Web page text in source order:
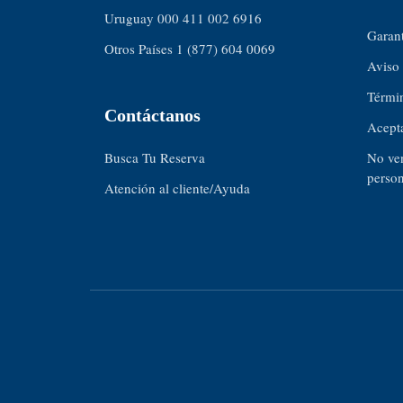
Uruguay 000 411 002 6916
Otros Países 1 (877) 604 0069
Contáctanos
Busca Tu Reserva
Atención al cliente/Ayuda
Aviso
No